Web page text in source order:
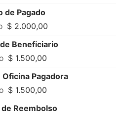
de Pagado
$ 2.000,00
Beneficiario
$ 1.500,00
Pagadora
$ 1.500,00
Reembolso